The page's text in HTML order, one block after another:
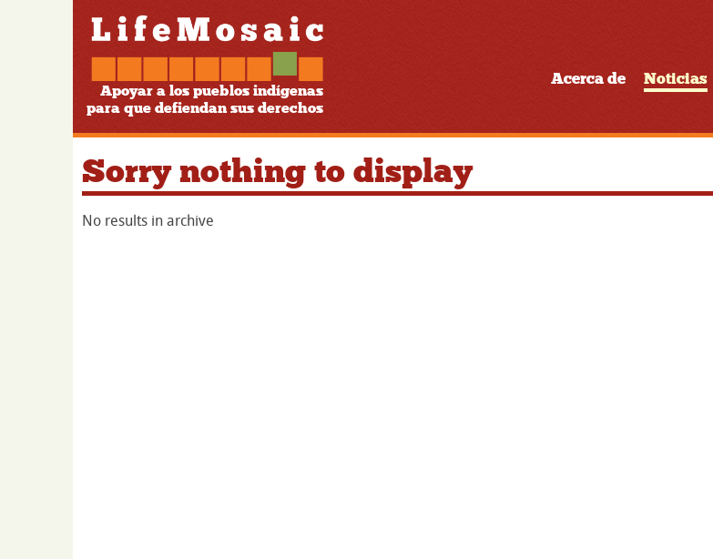
Apoyar a los pueblos indígenas
para que defiendan sus derechos
Acerca de Noticias
Sorry nothing to display
No results in archive